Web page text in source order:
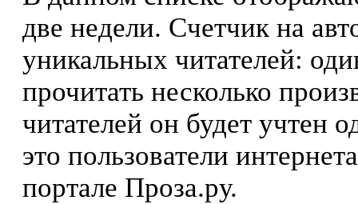
две недели. Счетчик на
уникальных читателей:
прочитать несколько
читателей он будет учтен
это пользователи
портале Проза.ру.